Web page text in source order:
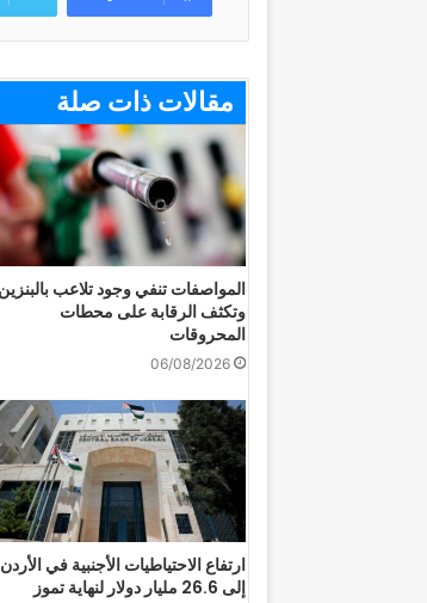
مقالات ذات صلة
المواصفات تنفي وجود تلاعب بالبنزين
وتكثف الرقابة على محطات
المحروقات
06/08/2026
ارتفاع الاحتياطيات الأجنبية في الأردن
إلى 26.6 مليار دولار لنهاية تموز